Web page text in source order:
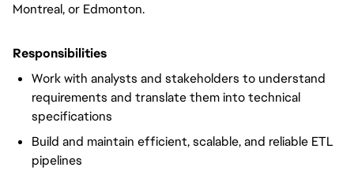
Montreal, or Edmonton.
Responsibilities
Work with analysts and stakeholders to understand
requirements and translate them into technical
specifications
Build and maintain efficient, scalable, and reliable ETL
pipelines